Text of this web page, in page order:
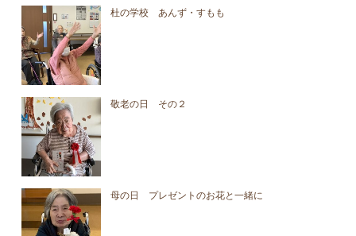
杜の学校 あんず・すもも
敬老の日 その２
母の日 プレゼントのお花と一緒に